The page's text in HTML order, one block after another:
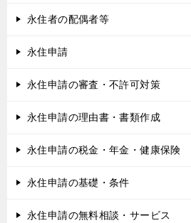
永住者の配偶者等
永住申請
永住申請の審査・不許可対策
永住申請の理由書・書類作成
永住申請の税金・年金・健康保険
永住申請の基礎・条件
永住申請の無料相談・サービス